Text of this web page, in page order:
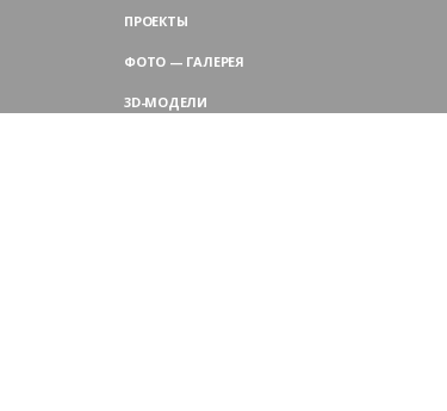
ПРОЕКТЫ
ФОТО — ГАЛЕРЕЯ
3D-МОДЕЛИ